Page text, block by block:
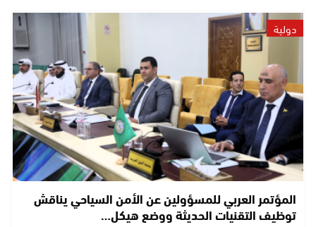
دولية
المؤتمر العربي للمسؤولين عن الأمن السياحي يناقش
توظيف التقنيات الحديثة ووضع هيكل…